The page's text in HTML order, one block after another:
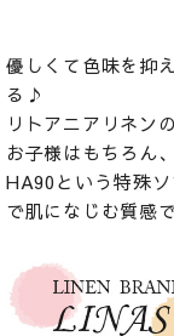
優しくて色味を抑
る♪
リトアニアリネン
お子様はもちろん
HA90という特殊
で肌になじむ質感で